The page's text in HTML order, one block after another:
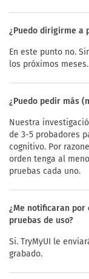
¿Puedo dirigirme a
En este punto no.
los próximos meses.
¿Puedo pedir más
Nuestra
de 3-5 probadores
cognitivo. Por
orden tenga al
pruebas cada uno.
¿Me notificaran por
pruebas de uso?
Si. TryMyUI le
grabado.